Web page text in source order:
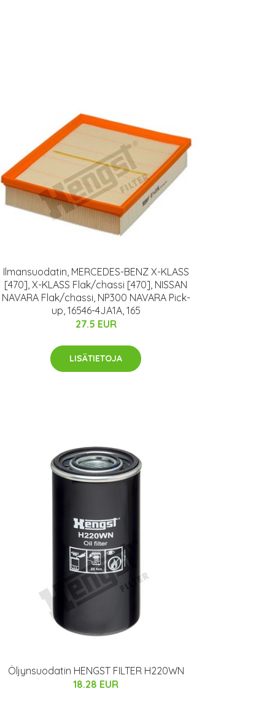
Ilmansuodatin, MERCEDES-BENZ X-KLASS
[470], X-KLASS Flak/chassi [470], NISSAN
NAVARA Flak/chassi, NP300 NAVARA Pick-
up, 16546-4JA1A, 165
27.5 EUR
LISÄTIETOJA
Öljynsuodatin HENGST FILTER H220WN
18.28 EUR